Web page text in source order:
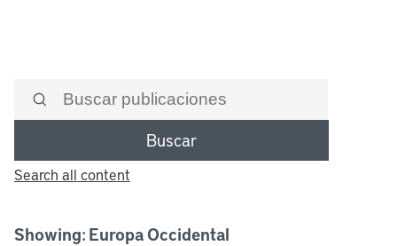
Buscar
Search all content
Showing: Europa Occidental